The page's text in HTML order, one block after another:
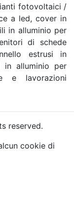
fotovoltaici /
a led, cover in
in alluminio per
di schede
estrusi in
in alluminio per
e lavorazioni
reserved.
cookie di